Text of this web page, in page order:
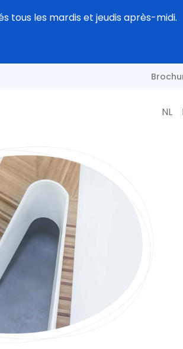
tous les mardis et jeudis après-midi.
NL